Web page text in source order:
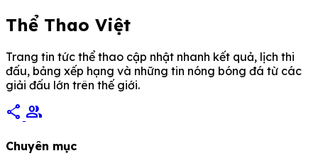
Thể Thao Việt
Trang tin tức thể thao cập nhật nhanh kết quả, lịch thi
đấu, bảng xếp hạng và những tin nóng bóng đá từ các
giải đấu lớn trên thế giới.
share group
Chuyên mục